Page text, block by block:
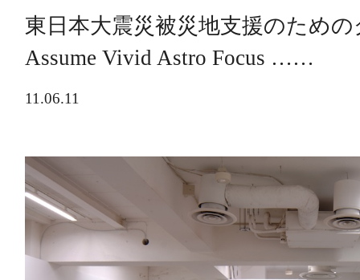
東日本大震災被災地支援のため
Assume Vivid Astro Focus ……
11.06.11